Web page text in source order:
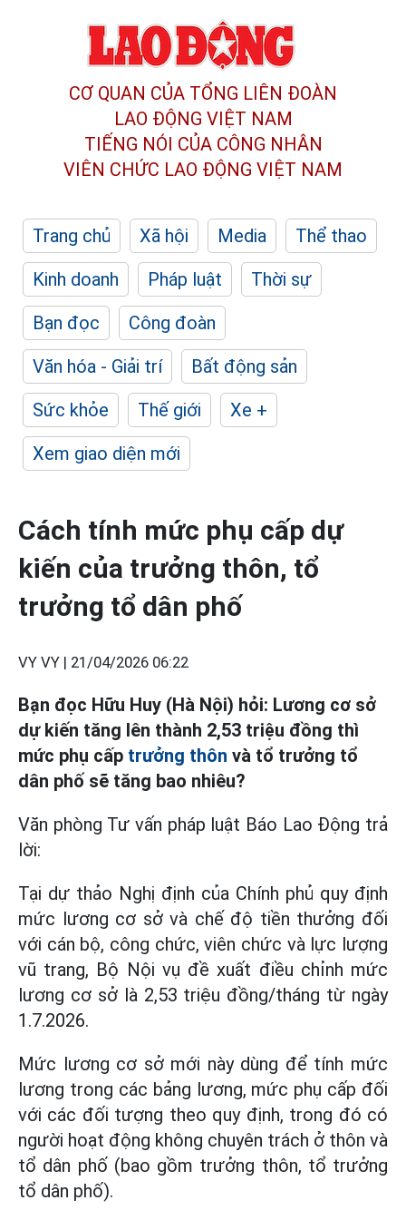
CƠ QUAN CỦA TỔNG LIÊN ĐOÀN
LAO ĐỘNG VIỆT NAM
TIẾNG NÓI CỦA CÔNG NHÂN
VIÊN CHỨC LAO ĐỘNG VIỆT NAM
Trang chủ Xã hội Media
Thể thao
Kinh doanh
Pháp luật
Thời sự
Bạn đọc
Công đoàn
Văn hóa - Giải trí
Bất động sản
Sức khỏe
Thế giới
Xe +
Xem giao diện mới
Cách tính mức phụ cấp dự
kiến của trưởng thôn, tổ
trưởng tổ dân phố
VY VY | 21/04/2026 06:22
Bạn đọc Hữu Huy (Hà Nội) hỏi: Lương cơ sở
dự kiến tăng lên thành 2,53 triệu đồng thì
mức phụ cấp trưởng thôn và tổ trưởng tổ
dân phố sẽ tăng bao nhiêu?
Văn phòng Tư vấn pháp luật Báo Lao Động trả
lời:
Tại dự thảo Nghị định của Chính phủ quy định
mức lương cơ sở và chế độ tiền thưởng đối
với cán bộ, công chức, viên chức và lực lượng
vũ trang, Bộ Nội vụ đề xuất điều chỉnh mức
lương cơ sở là 2,53 triệu đồng/tháng từ ngày
1.7.2026.
Mức lương cơ sở mới này dùng để tính mức
lương trong các bảng lương, mức phụ cấp đối
với các đối tượng theo quy định, trong đó có
người hoạt động không chuyên trách ở thôn và
tổ dân phố (bao gồm trưởng thôn, tổ trưởng
tổ dân phố).